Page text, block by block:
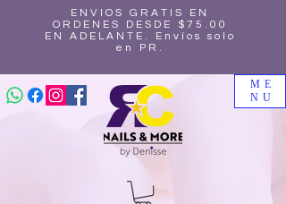
ENVIOS GRATIS EN
ORDENES DESDE $75.00
EN ADELANTE. Envíos solo
en PR.
ME
NU